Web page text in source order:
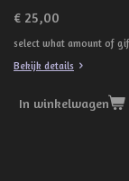
€ 25,00
select what amount of
Bekijk details
In winkelwagen